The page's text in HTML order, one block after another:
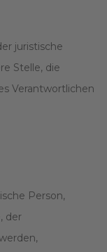
juristische
Stelle, die
Verantwortlichen
Person,
der